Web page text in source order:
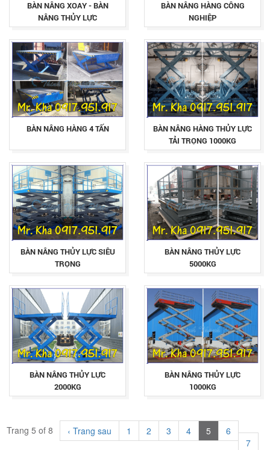
BÀN NÂNG XOAY - BÀN
NÂNG THỦY LỰC
BÀN NÂNG HÀNG CÔNG
NGHIỆP
BÀN NÂNG HÀNG 4 TẤN
BÀN NÂNG HÀNG THỦY LỰC
TẢI TRỌNG 1000KG
BÀN NÂNG THỦY LỰC SIÊU
TRỌNG
BÀN NÂNG THỦY LỰC
5000KG
BÀN NÂNG THỦY LỰC
2000KG
BÀN NÂNG THỦY LỰC
1000KG
Trang 5 of 8 ‹ Trang sau 1 2 3 4 5
6
7